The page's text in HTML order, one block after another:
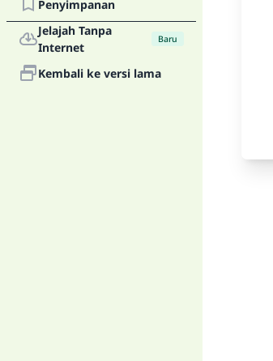
Penyimpanan
Jelajah Tanpa
Internet
Baru
Kembali ke versi lama